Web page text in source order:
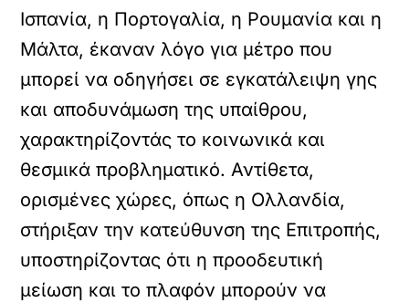
Ισπανία, η Πορτογαλία, η Ρουμανία και η
Μάλτα, έκαναν λόγο για μέτρο που
μπορεί να οδηγήσει σε εγκατάλειψη γης
και αποδυνάμωση της υπαίθρου,
χαρακτηρίζοντάς το κοινωνικά και
θεσμικά προβληματικό. Αντίθετα,
ορισμένες χώρες, όπως η Ολλανδία,
στήριξαν την κατεύθυνση της Επιτροπής,
υποστηρίζοντας ότι η προοδευτική
μείωση και το πλαφόν μπορούν να